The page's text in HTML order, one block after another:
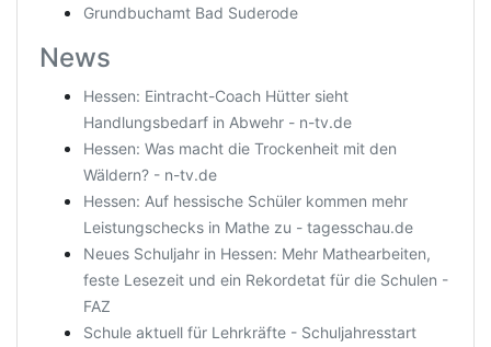
Grundbuchamt Bad Suderode
News
Hessen: Eintracht-Coach Hütter sieht
Handlungsbedarf in Abwehr - n-tv.de
Hessen: Was macht die Trockenheit mit den
Wäldern? - n-tv.de
Hessen: Auf hessische Schüler kommen mehr
Leistungschecks in Mathe zu - tagesschau.de
Neues Schuljahr in Hessen: Mehr Mathearbeiten,
feste Lesezeit und ein Rekordetat für die Schulen -
FAZ
Schule aktuell für Lehrkräfte - Schuljahresstart